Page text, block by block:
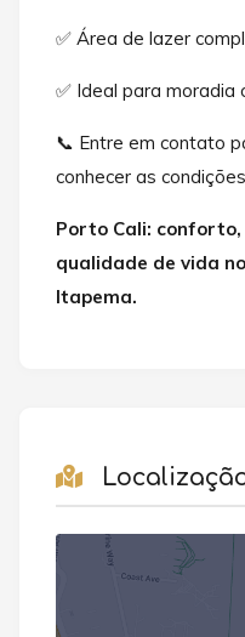
✅ Área de lazer
✅ Ideal para moradia
📞 Entre em contato
conhecer as
Porto Cali:
qualidade de vida
Itapema.